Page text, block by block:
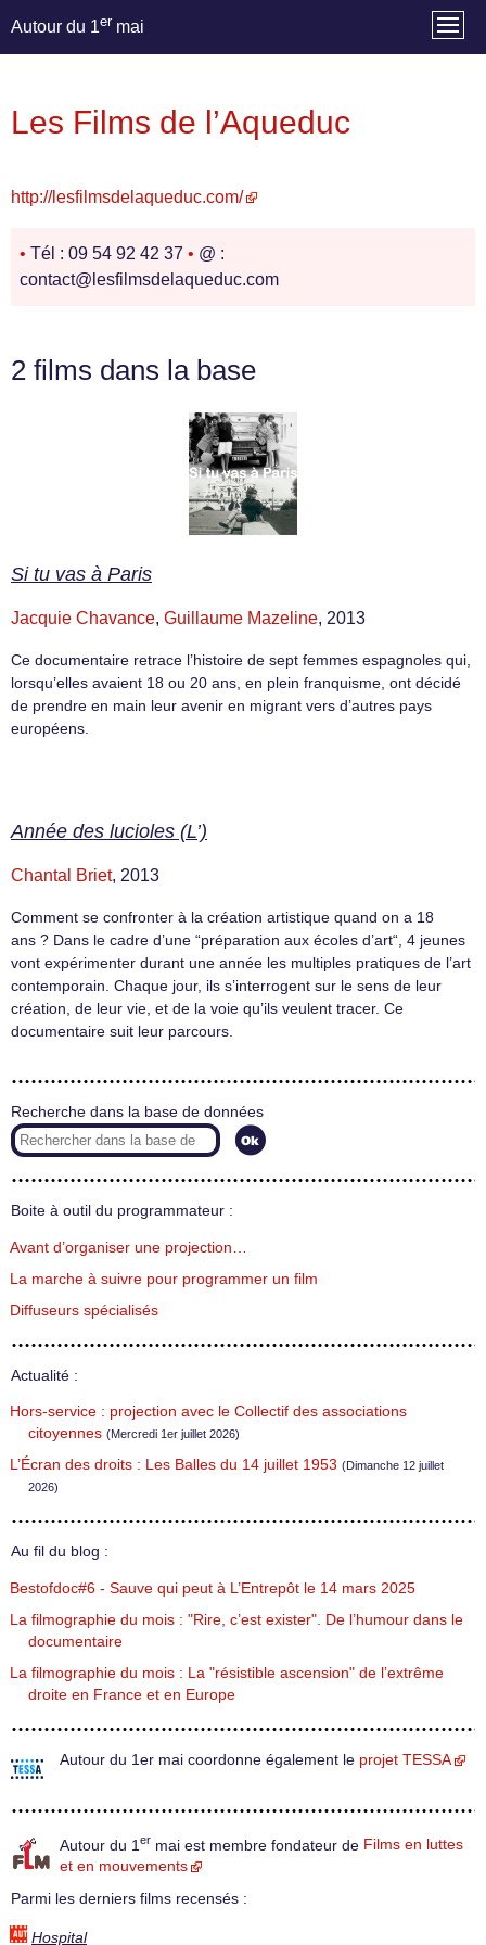
Autour du 1er mai
Les Films de l’Aqueduc
http://lesfilmsdelaqueduc.com/
• Tél : 09 54 92 42 37 • @ :
contact@lesfilmsdelaqueduc.com
2 films dans la base
Si tu vas à Paris
Jacquie Chavance, Guillaume Mazeline, 2013
Ce documentaire retrace l’histoire de sept femmes espagnoles qui,
lorsqu’elles avaient 18 ou 20 ans, en plein franquisme, ont décidé
de prendre en main leur avenir en migrant vers d’autres pays
européens.
Année des lucioles (L’)
Chantal Briet, 2013
Comment se confronter à la création artistique quand on a 18
ans ? Dans le cadre d’une “préparation aux écoles d’art“, 4 jeunes
vont expérimenter durant une année les multiples pratiques de l’art
contemporain. Chaque jour, ils s’interrogent sur le sens de leur
création, de leur vie, et de la voie qu’ils veulent tracer. Ce
documentaire suit leur parcours.
Recherche dans la base de données
Boite à outil du programmateur :
Avant d’organiser une projection…
La marche à suivre pour programmer un film
Diffuseurs spécialisés
Actualité :
Hors-service : projection avec le Collectif des associations
citoyennes (Mercredi 1er juillet 2026)
L’Écran des droits : Les Balles du 14 juillet 1953 (Dimanche 12 juillet
2026)
Au fil du blog :
Bestofdoc#6 - Sauve qui peut à L’Entrepôt le 14 mars 2025
La filmographie du mois : "Rire, c’est exister". De l’humour dans le
documentaire
La filmographie du mois : La "résistible ascension" de l’extrême
droite en France et en Europe
Autour du 1er mai coordonne également le projet TESSA
Autour du 1 er mai est membre fondateur de Films en luttes
et en mouvements
Parmi les derniers films recensés :
Hospital